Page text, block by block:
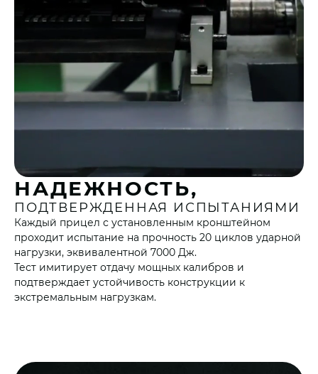
НАДЕЖНОСТЬ,
ПОДТВЕРЖДЕННАЯ ИСПЫТАНИЯМИ
Каждый прицел с установленным кронштейном
проходит испытание на прочность 20 циклов ударной
нагрузки, эквивалентной 7000 Дж.
Тест имитирует отдачу мощных калибров и
подтверждает устойчивость конструкции к
экстремальным нагрузкам.